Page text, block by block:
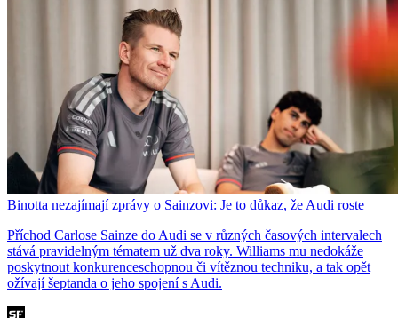
Binotta nezajímají zprávy o Sainzovi: Je to důkaz, že Audi roste
Příchod Carlose Sainze do Audi se v různých časových intervalech
stává pravidelným tématem už dva roky. Williams mu nedokáže
poskytnout konkurenceschopnou či vítěznou techniku, a tak opět
ožívají šeptanda o jeho spojení s Audi.